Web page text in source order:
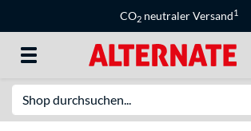
CO2 neutraler Versand1